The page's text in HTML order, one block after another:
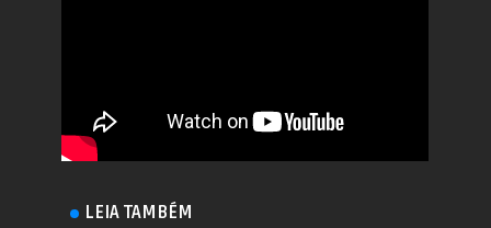
LEIA TAMBÉM